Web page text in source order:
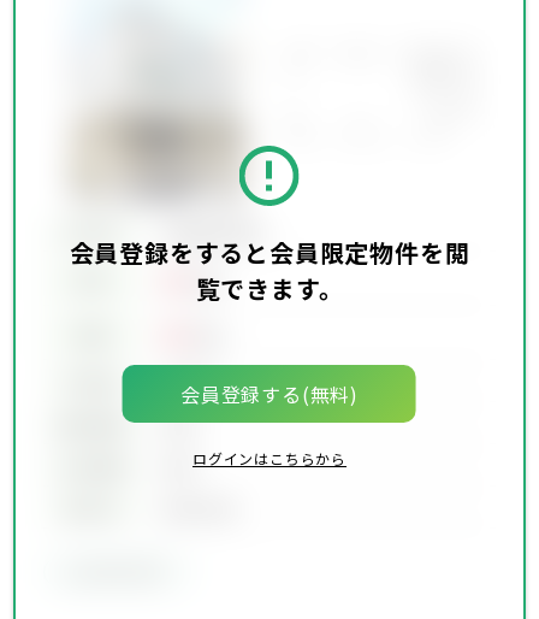
会員登録をすると会員限定物件を閲
覧できます。
会員登録する(無料)
ログインはこちらから
万円
00万円
建物面積
00坪
00坪